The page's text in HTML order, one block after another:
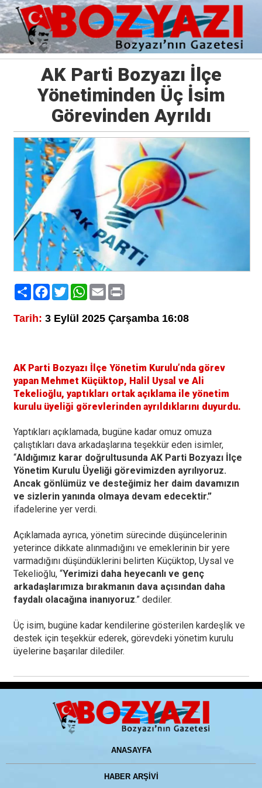
AK Parti Bozyazı İlçe
Yönetiminden Üç İsim
Görevinden Ayrıldı
PaylaşFacebook
TwitterWhatsApp
EmailPrint
Tarih: 3 Eylül 2025 Çarşamba 16:08
AK Parti Bozyazı İlçe Yönetim Kurulu’nda görev
yapan Mehmet Küçüktop, Halil Uysal ve Ali
Tekelioğlu, yaptıkları ortak açıklama ile yönetim
kurulu üyeliği görevlerinden ayrıldıklarını duyurdu.
Yaptıkları açıklamada, bugüne kadar omuz omuza
çalıştıkları dava arkadaşlarına teşekkür eden isimler,
“Aldığımız karar doğrultusunda AK Parti Bozyazı İlçe
Yönetim Kurulu Üyeliği görevimizden ayrılıyoruz.
Ancak gönlümüz ve desteğimiz her daim davamızın
ve sizlerin yanında olmaya devam edecektir.”
ifadelerine yer verdi.
Açıklamada ayrıca, yönetim sürecinde düşüncelerinin
yeterince dikkate alınmadığını ve emeklerinin bir yere
varmadığını düşündüklerini belirten Küçüktop, Uysal ve
Tekelioğlu, “Yerimizi daha heyecanlı ve genç
arkadaşlarımıza bırakmanın dava açısından daha
faydalı olacağına inanıyoruz.” dediler.
Üç isim, bugüne kadar kendilerine gösterilen kardeşlik ve
destek için teşekkür ederek, görevdeki yönetim kurulu
üyelerine başarılar dilediler.
ANASAYFA
HABER ARŞİVİ